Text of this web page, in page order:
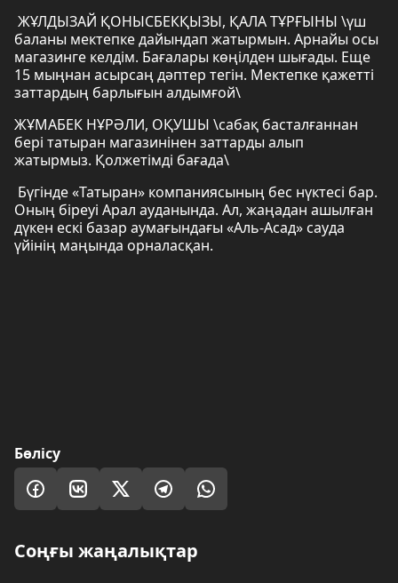
ЖҰЛДЫЗАЙ ҚОНЫСБЕКҚЫЗЫ, ҚАЛА ТҰРҒЫНЫ \үш
баланы мектепке дайындап жатырмын. Арнайы осы
магазинге келдім. Бағалары көңілден шығады. Еще
15 мыңнан асырсаң дәптер тегін. Мектепке қажетті
заттардың барлығын алдымғой\
ЖҰМАБЕК НҰРӘЛИ, ОҚУШЫ \сабақ басталғаннан
бері татыран магазинінен заттарды алып
жатырмыз. Қолжетімді бағада\
Бүгінде «Татыран» компаниясының бес нүктесі бар.
Оның біреуі Арал ауданында. Ал, жаңадан ашылған
дүкен ескі базар аумағындағы «Аль-Асад» сауда
үйінің маңында орналасқан.
Бөлісу
Соңғы жаңалықтар